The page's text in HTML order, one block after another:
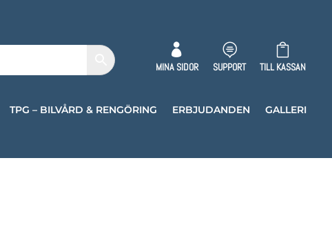

MINA SIDOR

SUPPORT

TILL KASSAN
TPG – BILVÅRD & RENGÖRING ERBJUDANDEN
GALLERI